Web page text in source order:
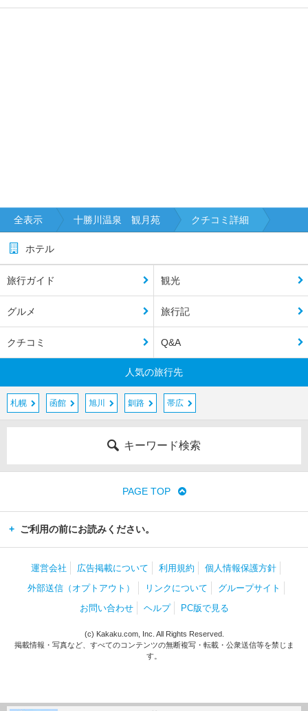
全表示 十勝川温泉 観月苑 クチコミ詳細
ホテル
旅行ガイド 観光
グルメ 旅行記
クチコミ Q&A
人気の旅行先
札幌 函館 旭川 釧路 帯広
キーワード検索
PAGE TOP
ご利用の前にお読みください。
運営会社 広告掲載について 利用規約
個人情報保護方針
外部送信（オプトアウト）
リンクについて
グループサイト
お問い合わせ
ヘルプ PC版で見る
(c) Kakaku.com, Inc. All Rights Reserved.
掲載情報・写真など、すべてのコンテンツの無断複写・転載・公衆送信等を禁じま
す。